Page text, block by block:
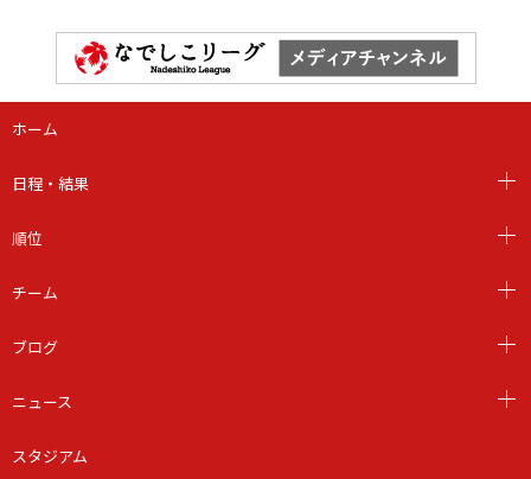
ホーム
日程・結果
順位
チーム
ブログ
ニュース
スタジアム